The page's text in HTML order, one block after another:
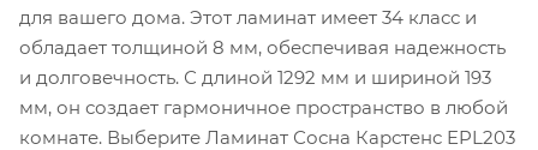
для вашего дома. Этот ламинат имеет 34 класс и
обладает толщиной 8 мм, обеспечивая надежность
и долговечность. С длиной 1292 мм и шириной 193
мм, он создает гармоничное пространство в любой
комнате. Выберите Ламинат Сосна Карстенс EPL203